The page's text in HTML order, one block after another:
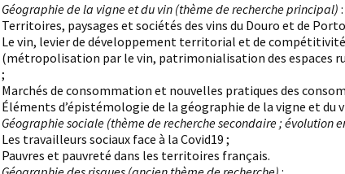
Géographie de la vigne et du vin (thème de recherche principal) :
Territoires, paysages et sociétés des vins du Douro et de
Le vin, levier de développement territorial et de
(métropolisation par le vin, patrimonialisation des espaces
;
Marchés de consommation et nouvelles pratiques des
Éléments d’épistémologie de la géographie de la vigne et du
Géographie sociale (thème de recherche secondaire ; évolution
Les travailleurs sociaux face à la Covid19 ;
Pauvres et pauvreté dans les territoires français.